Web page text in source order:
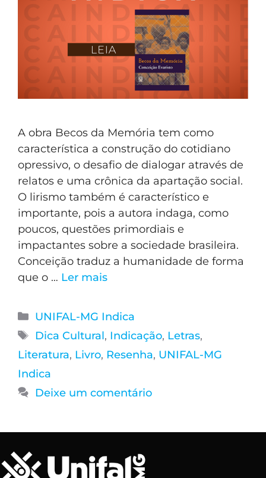
A obra Becos da Memória tem como
característica a construção do cotidiano
opressivo, o desafio de dialogar através de
relatos e uma crônica da apartação social.
O lirismo também é característico e
importante, pois a autora indaga, como
poucos, questões primordiais e
impactantes sobre a sociedade brasileira.
Conceição traduz a humanidade de forma
que o … Ler mais
UNIFAL-MG Indica
Dica Cultural, Indicação, Letras,
Literatura, Livro, Resenha, UNIFAL-MG
Indica
Deixe um comentário